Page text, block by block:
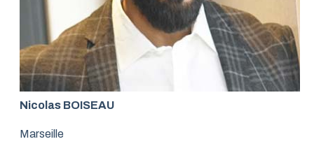
Nicolas BOISEAU
Marseille